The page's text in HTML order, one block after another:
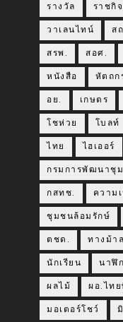
รางวัล ราชกิ
วาเลนไทน์ ส
สรพ. สอศ.
หนังสือ หัตถก
อย. เกษตร
โชห่วย โบลท์
ไทย ไฮเออร์
กรมการพัฒนาชุ
กสทช. ความ
ชุมชนล้อมรักษ์
ตชด. ทางม้า
นักเรียน นาฬิ
ผลไม้ ผอ.ไทย
มอเตอร์โชว์